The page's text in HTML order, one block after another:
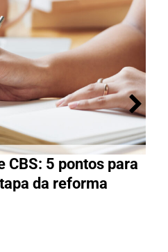
CBS: 5 pontos para
da reforma